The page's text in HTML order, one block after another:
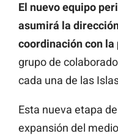
El nuevo equipo
asumirá la
coordinación con
grupo de
cada una de las
Esta nueva etapa de
expansión del